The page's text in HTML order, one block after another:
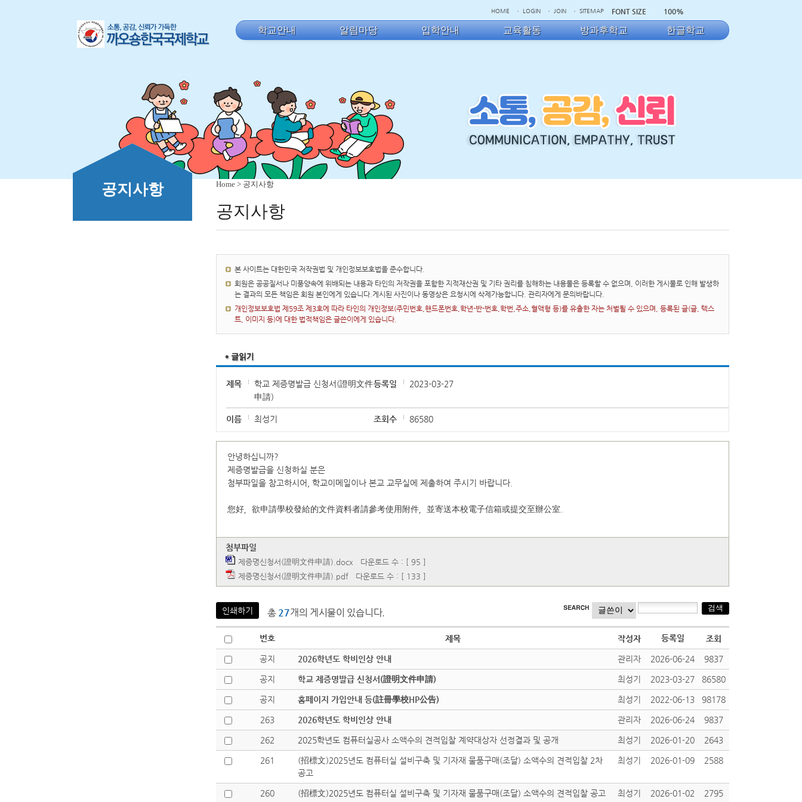
HOME LOGIN JOIN SITEMAP FONT SIZE 100%
학교안내 알림마당 입학안내 교육활동 방과후학교 한글학교
공지사항 Home > 공지사항
공지사항
본 사이트는 대한민국 저작권법 및 개인정보보호법을 준수합니다.
회원은 공공질서나 미풍양속에 위배되는 내용과 타인의 저작권을 포함한 지적재산권 및 기타 권리를 침해하는 내용물은 등록할 수 없으며, 이러한 게시물로 인해 발생하
는 결과의 모든 책임은 회원 본인에게 있습니다.게시된 사진이나 동영상은 요청시에 삭제가능합니다. 관리자에게 문의바랍니다.
개인정보보호법 제59조 제3호에 따라 타인의 개인정보(주민번호,핸드폰번호,학년-반-번호,학번,주소,혈액형 등)를 유출한 자는 처벌될 수 있으며, 등록된 글(글, 텍스
트, 이미지 등)에 대한 법적책임은 글쓴이에게 있습니다.
제목
학교 제증명발급 신청서(證明文件
申請)
등록일 2023-03-27
이름 최성기 조회수 86580
안녕하십니까?
제증명발급을 신청하실 분은
첨부파일을 참고하시어, 학교이메일이나 본교 교무실에 제출하여 주시기 바랍니다.
您好，欲申請學校發給的文件資料者請參考使用附件，並寄送本校電子信箱或提交至辦公室。
첨부파일
제증명신청서(證明文件申請).docx 다운로드 수 : [ 95 ]
제증명신청서(證明文件申請).pdf 다운로드 수 : [ 133 ]
인쇄하기 총 27개의 게시물이 있습니다.
번호 제목 작성자 등록일 조회
공지 2026학년도 학비인상 안내 관리자 2026-06-24 9837
공지 학교 제증명발급 신청서(證明文件申請) 최성기 2023-03-27 86580
공지 홈페이지 가입안내 등(註冊學校HP公告) 최성기 2022-06-13 98178
263 2026학년도 학비인상 안내 관리자 2026-06-24 9837
262 2025학년도 컴퓨터실공사 소액수의 견적입찰 계약대상자 선정결과 및 공개 최성기 2026-01-20 2643
261
(招標文)2025년도 컴퓨터실 설비구축 및 기자재 물품구매(조달) 소액수의 견적입찰 2차
공고
최성기 2026-01-09 2588
260 (招標文)2025년도 컴퓨터실 설비구축 및 기자재 물품구매(조달) 소액수의 견적입찰 공고 최성기 2026-01-02 2795